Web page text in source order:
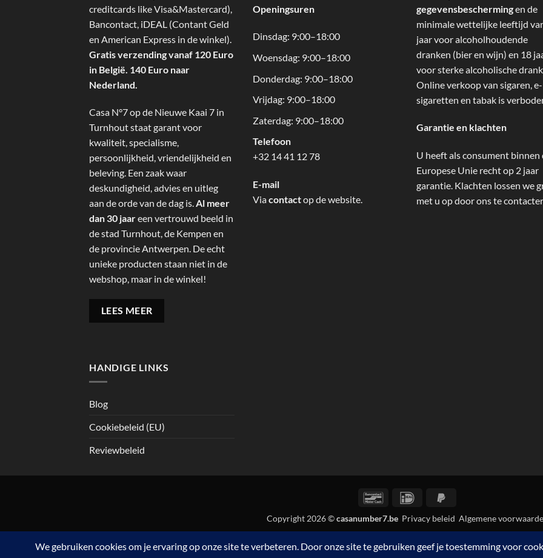
creditcards like Visa&Mastercard),
Bancontact, iDEAL (Contant Geld
en American Express in de winkel).
Gratis verzending vanaf 120 Euro
in België. 140 Euro naar
Nederland.
Casa N°7 op de Nieuwe Kaai 7 in
Turnhout staat garant voor
kwaliteit, specialisme,
persoonlijkheid, vriendelijkheid en
beleving. Een zaak waar
deskundigheid, advies en uitleg
aan de orde van de dag is.Al meer
dan 30 jaareen vertrouwd beeld in
de stad Turnhout, de Kempen en
de provincie Antwerpen. De echt
unieke producten staan niet in de
webshop, maar in de winkel!
LEES MEER
Openingsuren
Dinsdag: 9:00–18:00
Woensdag: 9:00–18:00
Donderdag: 9:00–18:00
Vrijdag: 9:00–18:00
Zaterdag: 9:00–18:00
Telefoon
+32 14 41 12 78
E-mail
Viacontactop de website.
gegevensbeschermingen de
minimale wettelijke leeftijd
jaar voor alcoholhoudende
dranken (bier en wijn) en 18
voor sterke alcoholische
Online verkoop van sigaren, e-
sigaretten en tabak is
Garantie en klachten
U heeft als consument binnen
Europese Unie recht op 2 jaar
garantie. Klachten lossen we
met u op door ons te
HANDIGE LINKS
Blog
Cookiebeleid (EU)
Reviewbeleid
BancontactIDeal
Copyright 2026 ©casanumber7.be Privacy beleid Algemene
De waardering van casanumber7.be bijTrustprofile Reviewsis 9.5/10 gebaseerd